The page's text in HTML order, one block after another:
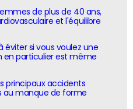
de plus de 40 ans,
et l'équilibre
éviter si vous voulez une
en particulier est même
principaux accidents
au manque de forme